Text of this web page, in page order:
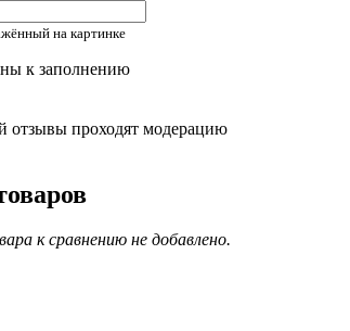
на картинке
к заполнению
отзывы проходят модерацию
к сравнению не добавлено.